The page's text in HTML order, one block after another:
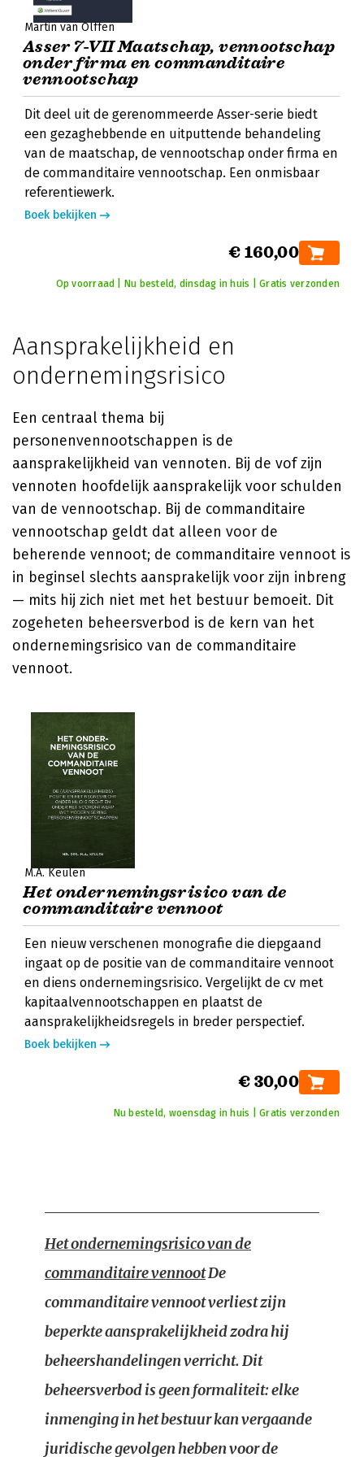
Martin van Olffen
Asser 7-VII Maatschap, vennootschap
onder firma en commanditaire
vennootschap
Dit deel uit de gerenommeerde Asser-serie biedt
een gezaghebbende en uitputtende behandeling
van de maatschap, de vennootschap onder firma en
de commanditaire vennootschap. Een onmisbaar
referentiewerk.
Boek bekijken
€ 160,00
Op voorraad | Nu besteld, dinsdag in huis | Gratis verzonden
Aansprakelijkheid en
ondernemingsrisico
Een centraal thema bij
personenvennootschappen is de
aansprakelijkheid van vennoten. Bij de vof zijn
vennoten hoofdelijk aansprakelijk voor schulden
van de vennootschap. Bij de commanditaire
vennootschap geldt dat alleen voor de
beherende vennoot; de commanditaire vennoot is
in beginsel slechts aansprakelijk voor zijn inbreng
— mits hij zich niet met het bestuur bemoeit. Dit
zogeheten beheersverbod is de kern van het
ondernemingsrisico van de commanditaire
vennoot.
M.A. Keulen
Het ondernemingsrisico van de
commanditaire vennoot
Een nieuw verschenen monografie die diepgaand
ingaat op de positie van de commanditaire vennoot
en diens ondernemingsrisico. Vergelijkt de cv met
kapitaalvennootschappen en plaatst de
aansprakelijkheidsregels in breder perspectief.
Boek bekijken
€ 30,00
Nu besteld, woensdag in huis | Gratis verzonden
Het ondernemingsrisico van de
commanditaire vennootDe
commanditaire vennoot verliest zijn
beperkte aansprakelijkheid zodra hij
beheershandelingen verricht. Dit
beheersverbod is geen formaliteit: elke
inmenging in het bestuur kan vergaande
juridische gevolgen hebben voor de